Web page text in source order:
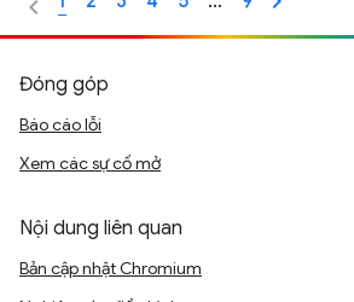
Đóng góp
Báo cáo lỗi
Xem các sự cố mở
Nội dung liên quan
Bản cập nhật Chromium